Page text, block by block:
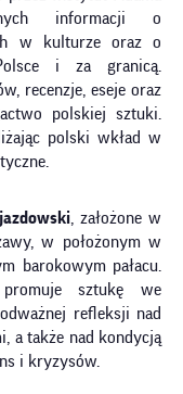
informacji o
w kulturze oraz o
i za granicą.
recenzje, eseje oraz
polskiej sztuki.
polski wkład w
, założone w
w położonym w
barokowym pałacu.
sztukę we
refleksji nad
a także nad kondycją
i kryzysów.